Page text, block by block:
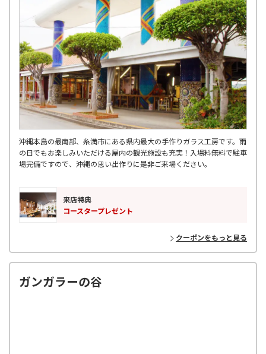
沖縄本島の最南部、糸満市にある県内最大の手作りガラス工房です。雨
の日でもお楽しみいただける屋内の観光施設も充実！入場料無料で駐車
場完備ですので、沖縄の思い出作りに是非ご来場ください。
来店特典
コースタープレゼント
クーポンをもっと見る
ガンガラーの谷